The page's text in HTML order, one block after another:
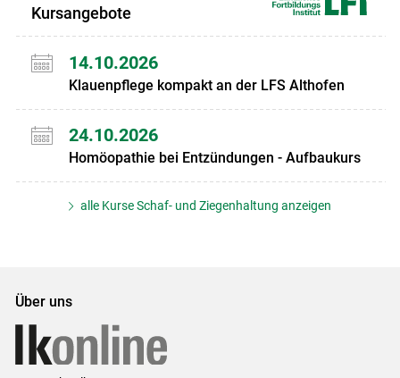
Kursangebote
14.10.2026
Klauenpflege kompakt an der LFS Althofen
24.10.2026
Homöopathie bei Entzündungen - Aufbaukurs
alle Kurse Schaf- und Ziegenhaltung anzeigen
Über uns